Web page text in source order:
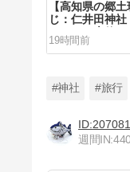
【高知県の郷
じ：仁井田神
ツオの一本釣り
19時間前
#神社 #旅行
週間IN:440